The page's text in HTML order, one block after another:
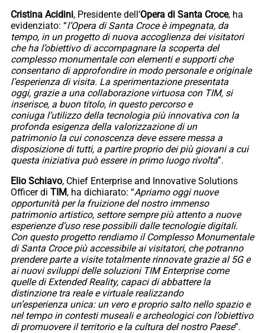
Cristina Acidini, Presidente dell’Opera di Santa Croce, ha
evidenziato: “l’Opera di Santa Croce è impegnata, da
tempo, in un progetto di nuova accoglienza dei visitatori
che ha l’obiettivo di accompagnare la scoperta del
complesso monumentale con elementi e supporti che
consentano di approfondire in modo personale e originale
l’esperienza di visita. La sperimentazione presentata
oggi, grazie a una collaborazione virtuosa con TIM, si
inserisce, a buon titolo, in questo percorso e
coniuga l’utilizzo della tecnologia più innovativa con la
profonda esigenza della valorizzazione di un
patrimonio la cui conoscenza deve essere messa a
disposizione di tutti, a partire proprio dei più giovani a cui
questa iniziativa può essere in primo luogo rivolta”.
Elio Schiavo, Chief Enterprise and Innovative Solutions
Officer di TIM, ha dichiarato: “Apriamo oggi nuove
opportunità per la fruizione del nostro immenso
patrimonio artistico, settore sempre più attento a nuove
esperienze d’uso rese possibili dalle tecnologie digitali.
Con questo progetto rendiamo il Complesso Monumentale
di Santa Croce più accessibile ai visitatori, che potranno
prendere parte a visite totalmente rinnovate grazie al 5G e
ai nuovi sviluppi delle soluzioni TIM Enterprise come
quelle di Extended Reality, capaci di abbattere la
distinzione tra reale e virtuale realizzando
un’esperienza unica: un vero e proprio salto nello spazio e
nel tempo in contesti museali e archeologici con l’obiettivo
di promuovere il territorio e la cultura del nostro Paese”.